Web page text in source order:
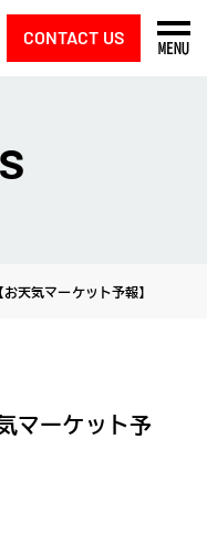
MENU
CONTACT US
天気マーケット予報】
マーケット予